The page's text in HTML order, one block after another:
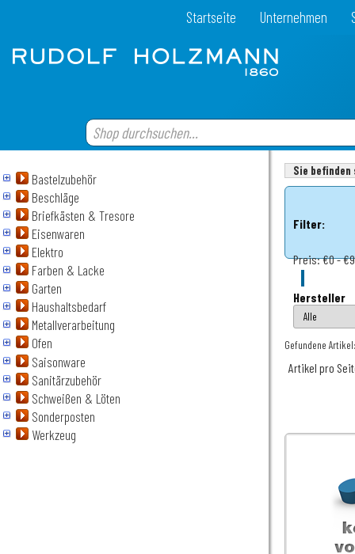
Startseite Unternehmen
Bastelzubehör
Beschläge
Briefkästen & Tresore
Eisenwaren
Elektro
Farben & Lacke
Garten
Haushaltsbedarf
Metallverarbeitung
Ofen
Saisonware
Sanitärzubehör
Schweißen & Löten
Sonderposten
Werkzeug
Sie
Filter:
Preis:€0 -
Hersteller
Gefundene
Artikel pro